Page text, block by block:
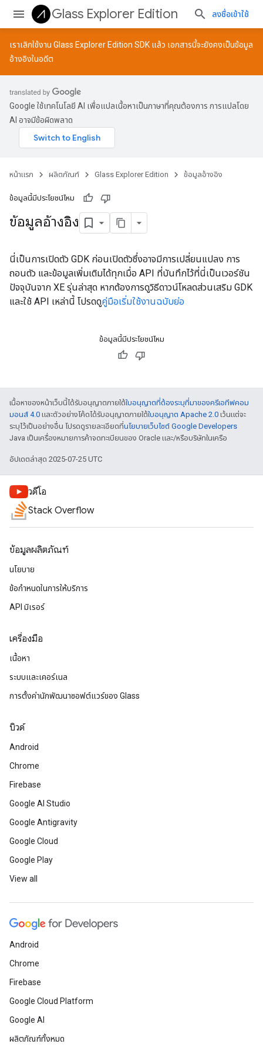
Glass Explorer Edition ลงชื่อเข้าใช้
เราเลิกใช้งาน Glass Explorer Edition SDK แล้ว เอกสารนี้จะยังคงเป็นข้อมูล
อ้างอิงในอดีต
Google ใช้เทคโนโลยี AI เพื่อแปลเนื้อหาเป็นภาษาที่คุณต้องการ การแปลโดย
AI อาจมีข้อผิดพลาด
หน้าแรก ผลิตภัณฑ์ Glass Explorer Edition ข้อมูลอ้างอิง
ข้อมูลนี้มีประโยชน์ไหม
ข้อมูลอ้างอิง
นี่เป็นการเปิดตัว GDK ก่อนเปิดตัวซึ่งอาจมีการเปลี่ยนแปลง การ
ถอนตัว และข้อมูลเพิ่มเติมได้ทุกเมื่อ API ที่บันทึกไว้ที่นี่เป็นเวอร์ชัน
ปัจจุบันจาก XE รุ่นล่าสุด หากต้องการดูวิธีดาวน์โหลดส่วนเสริม GDK
และใช้ API เหล่านี้ โปรดดูคู่มือเริ่มใช้งานฉบับย่อ
ข้อมูลนี้มีประโยชน์ไหม
เนื้อหาของหน้าเว็บนี้ได้รับอนุญาตภายใต้ใบอนุญาตที่ต้องระบุที่มาของครีเอทีฟคอม
มอนส์ 4.0 และตัวอย่างโค้ดได้รับอนุญาตภายใต้ใบอนุญาต Apache 2.0 เว้นแต่จะ
ระบุไว้เป็นอย่างอื่น โปรดดูรายละเอียดที่นโยบายเว็บไซต์ Google Developers
Java เป็นเครื่องหมายการค้าจดทะเบียนของ Oracle และ/หรือบริษัทในเครือ
อัปเดตล่าสุด 2025-07-25 UTC
วิดีโอ
Stack Overflow
ข้อมูลผลิตภัณฑ์
นโยบาย
ข้อกำหนดในการให้บริการ
API มิเรอร์
เครื่องมือ
เนื้อหา
ระบบและเคอร์เนล
การตั้งค่านักพัฒนาซอฟต์แวร์ของ Glass
บิวด์
Android
Chrome
Firebase
Google AI Studio
Google Antigravity
Google Cloud
Google Play
View all
Android
Chrome
Firebase
Google Cloud Platform
Google AI
ผลิตภัณฑ์ทั้งหมด